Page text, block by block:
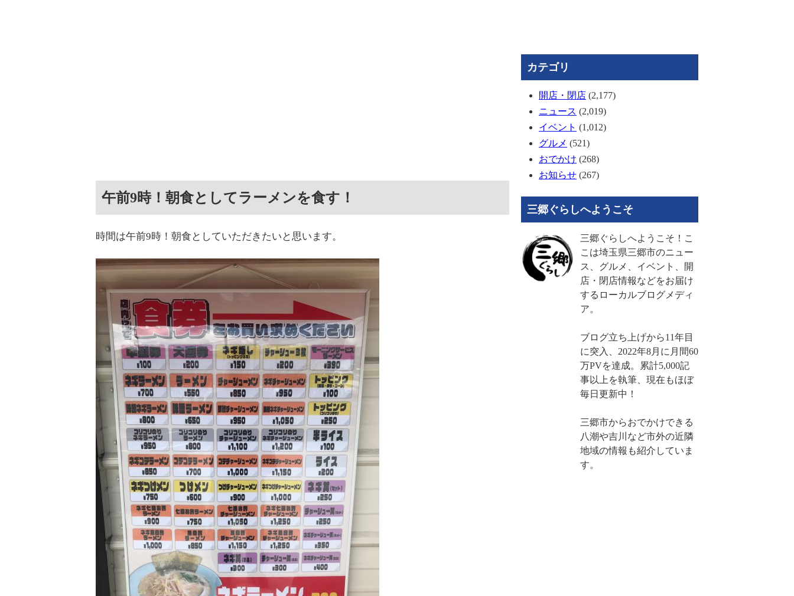
午前9時！朝食としてラーメンを食す！
時間は午前9時！朝食としていただきたいと思います。
カテゴリ
開店・閉店 (2,177)
ニュース (2,019)
イベント (1,012)
グルメ (521)
おでかけ (268)
お知らせ (267)
三郷ぐらしへようこそ
三郷ぐらしへようこそ！こ
こは埼玉県三郷市のニュー
ス、グルメ、イベント、開
店・閉店情報などをお届け
するローカルブログメディ
ア。
ブログ立ち上げから11年目
に突入、2022年8月に月間60
万PVを達成。累計5,000記
事以上を執筆、現在もほぼ
毎日更新中！
三郷市からおでかけできる
八潮や吉川など市外の近隣
地域の情報も紹介していま
す。